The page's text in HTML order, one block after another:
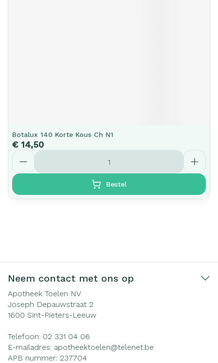
Botalux 140 Korte Kous Ch N1
€ 14,50
Aantal
Bestel
Neem contact met ons op
Apotheek Toelen NV
Joseph Depauwstraat 2
1600 Sint-Pieters-Leeuw
Telefoon: 02 331 04 06
E-mailadres: apotheektoelen@telenet.be
APB nummer: 237704